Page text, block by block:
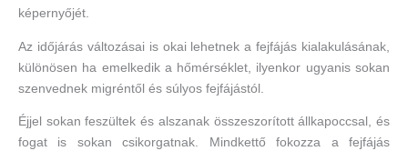
képernyőjét.
Az időjárás változásai is okai lehetnek a fejfájás kialakulásának,
különösen ha emelkedik a hőmérséklet, ilyenkor ugyanis sokan
szenvednek migréntől és súlyos fejfájástól.
Éjjel sokan feszültek és alszanak összeszorított állkapoccsal, és
fogat is sokan csikorgatnak. Mindkettő fokozza a fejfájás